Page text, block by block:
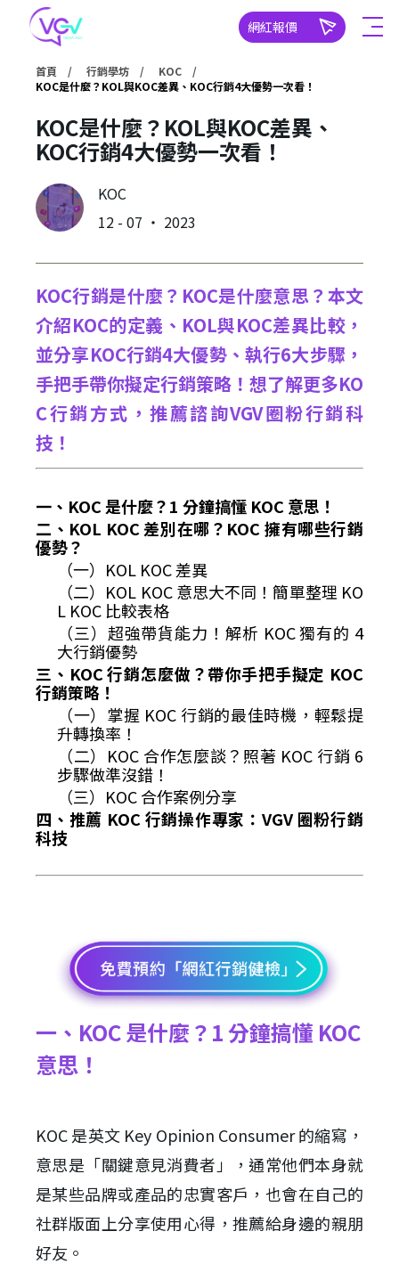
網紅報價
首頁 行銷學坊
KOC
KOC是什麼？KOL與KOC差異、KOC行銷4大優勢一次看！
KOC是什麼？KOL與KOC差異、
KOC行銷4大優勢一次看！
KOC
12 - 07 ‧ 2023
KOC行銷是什麼？KOC是什麼意思？本文
介紹KOC的定義、KOL與KOC差異比較，
並分享KOC行銷4大優勢、執行6大步驟，
手把手帶你擬定行銷策略！想了解更多KO
C行銷方式，推薦諮詢VGV圈粉行銷科
技！
一、KOC 是什麼？1 分鐘搞懂 KOC 意思！
二、KOL KOC 差別在哪？KOC 擁有哪些行銷
優勢？
（一）KOL KOC 差異
（二）KOL KOC 意思大不同！簡單整理 KO
L KOC 比較表格
（三）超強帶貨能力！解析 KOC 獨有的 4
大行銷優勢
三、KOC 行銷怎麼做？帶你手把手擬定 KOC
行銷策略！
（一）掌握 KOC 行銷的最佳時機，輕鬆提
升轉換率！
（二）KOC 合作怎麼談？照著 KOC 行銷 6
步驟做準沒錯！
（三）KOC 合作案例分享
四、推薦 KOC 行銷操作專家：VGV 圈粉行銷
科技
一、KOC 是什麼？1 分鐘搞懂 KOC
意思！
KOC 是英文 Key Opinion Consumer 的縮寫，
意思是「關鍵意見消費者」，通常他們本身就
是某些品牌或產品的忠實客戶，也會在自己的
社群版面上分享使用心得，推薦給身邊的親朋
好友。